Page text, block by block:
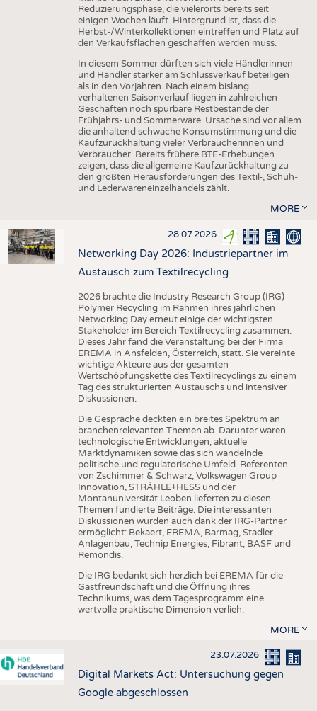
Reduzierungsphase, die vielerorts bereits seit
einigen Wochen läuft. Hintergrund ist, dass die
Herbst-/Winterkollektionen eintreffen und Platz auf
den Verkaufsflächen geschaffen werden muss.
In diesem Sommer dürften sich viele Händlerinnen
und Händler stärker am Schlussverkauf beteiligen
als in den Vorjahren. Nach einem bislang
verhaltenen Saisonverlauf liegen in zahlreichen
Geschäften noch spürbare Restbestände der
Frühjahrs- und Sommerware. Ursache sind vor allem
die anhaltend schwache Konsumstimmung und die
Kaufzurückhaltung vieler Verbraucherinnen und
Verbraucher. Bereits frühere BTE-Erhebungen
zeigen, dass die allgemeine Kaufzurückhaltung zu
den größten Herausforderungen des Textil-, Schuh-
und Lederwareneinzelhandels zählt.
MORE
28.07.2026
Networking Day 2026: Industriepartner im
Austausch zum Textilrecycling
2026 brachte die Industry Research Group (IRG)
Polymer Recycling im Rahmen ihres jährlichen
Networking Day erneut einige der wichtigsten
Stakeholder im Bereich Textilrecycling zusammen.
Dieses Jahr fand die Veranstaltung bei der Firma
EREMA in Ansfelden, Österreich, statt. Sie vereinte
wichtige Akteure aus der gesamten
Wertschöpfungskette des Textilrecyclings zu einem
Tag des strukturierten Austauschs und intensiver
Diskussionen.
Die Gespräche deckten ein breites Spektrum an
branchenrelevanten Themen ab. Darunter waren
technologische Entwicklungen, aktuelle
Marktdynamiken sowie das sich wandelnde
politische und regulatorische Umfeld. Referenten
von Zschimmer & Schwarz, Volkswagen Group
Innovation, STRÄHLE+HESS und der
Montanuniversität Leoben lieferten zu diesen
Themen fundierte Beiträge. Die interessanten
Diskussionen wurden auch dank der IRG-Partner
ermöglicht: Bekaert, EREMA, Barmag, Stadler
Anlagenbau, Technip Energies, Fibrant, BASF und
Remondis.
Die IRG bedankt sich herzlich bei EREMA für die
Gastfreundschaft und die Öffnung ihres
Technikums, was dem Tagesprogramm eine
wertvolle praktische Dimension verlieh.
MORE
23.07.2026
Digital Markets Act: Untersuchung gegen
Google abgeschlossen